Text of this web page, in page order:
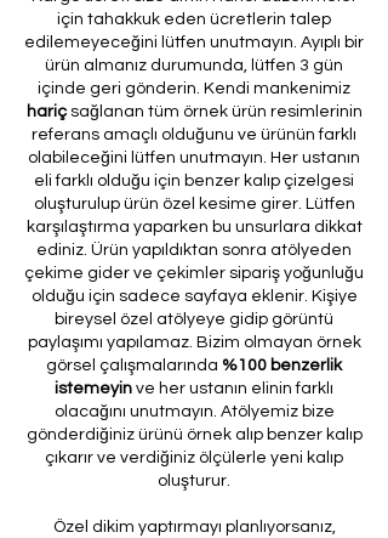
için tahakkuk eden ücretlerin talep
edilemeyeceğini lütfen unutmayın. Ayıplı bir
ürün almanız durumunda, lütfen 3 gün
içinde geri gönderin. Kendi mankenimiz
hariçsağlanan tüm örnek ürün resimlerinin
referans amaçlı olduğunu ve ürünün farklı
olabileceğini lütfen unutmayın. Her ustanın
eli farklı olduğu için benzer kalıp çizelgesi
oluşturulup ürün özel kesime girer. Lütfen
karşılaştırma yaparken bu unsurlara dikkat
ediniz. Ürün yapıldıktan sonra atölyeden
çekime gider ve çekimler sipariş yoğunluğu
olduğu için sadece sayfaya eklenir. Kişiye
bireysel özel atölyeye gidip görüntü
paylaşımı yapılamaz. Bizim olmayan örnek
görsel çalışmalarında %100 benzerlik
istemeyin ve her ustanın elinin farklı
olacağını unutmayın. Atölyemiz bize
gönderdiğiniz ürünü örnek alıp benzer kalıp
çıkarır ve verdiğiniz ölçülerle yeni kalıp
oluşturur.
Özel dikim yaptırmayı planlıyorsanız,